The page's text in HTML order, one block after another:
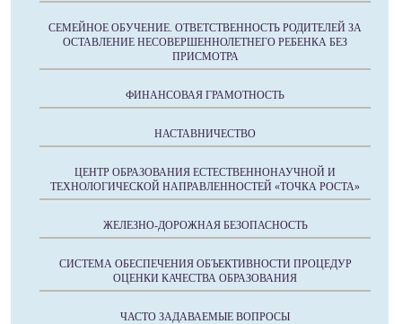
СЕМЕЙНОЕ ОБУЧЕНИЕ. ОТВЕТСТВЕННОСТЬ РОДИТЕЛЕЙ ЗА
ОСТАВЛЕНИЕ НЕСОВЕРШЕННОЛЕТНЕГО РЕБЕНКА БЕЗ
ПРИСМОТРА
ФИНАНСОВАЯ ГРАМОТНОСТЬ
НАСТАВНИЧЕСТВО
ЦЕНТР ОБРАЗОВАНИЯ ЕСТЕСТВЕННОНАУЧНОЙ И
ТЕХНОЛОГИЧЕСКОЙ НАПРАВЛЕННОСТЕЙ «ТОЧКА РОСТА»
ЖЕЛЕЗНО-ДОРОЖНАЯ БЕЗОПАСНОСТЬ
СИСТЕМА ОБЕСПЕЧЕНИЯ ОБЪЕКТИВНОСТИ ПРОЦЕДУР
ОЦЕНКИ КАЧЕСТВА ОБРАЗОВАНИЯ
ЧАСТО ЗАДАВАЕМЫЕ ВОПРОСЫ